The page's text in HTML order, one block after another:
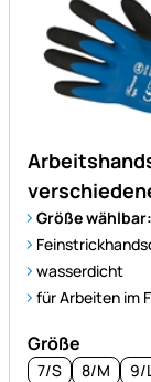
Größe
wasserdicht
für Arbeiten im
Größe
7/S 8/M 9/